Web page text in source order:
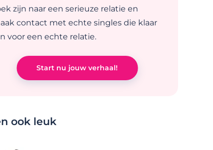
zijn naar een serieuze relatie en
contact met echte singles die klaar
voor een echte relatie.
Start nu jouw verhaal!
ook leuk